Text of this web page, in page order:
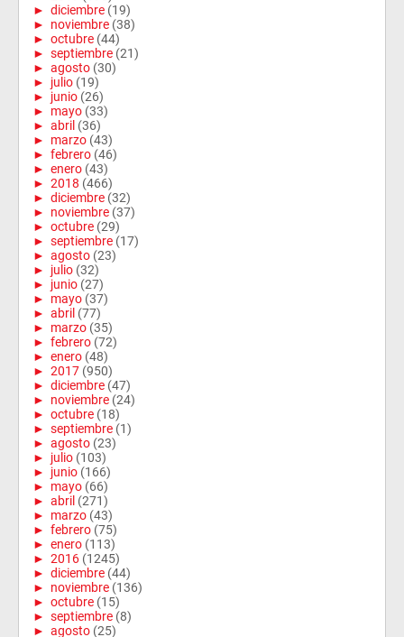
► diciembre (19)
► noviembre (38)
► octubre (44)
► septiembre (21)
► agosto (30)
► julio (19)
► junio (26)
► mayo (33)
► abril (36)
► marzo (43)
► febrero (46)
► enero (43)
► 2018 (466)
► diciembre (32)
► noviembre (37)
► octubre (29)
► septiembre (17)
► agosto (23)
► julio (32)
► junio (27)
► mayo (37)
► abril (77)
► marzo (35)
► febrero (72)
► enero (48)
► 2017 (950)
► diciembre (47)
► noviembre (24)
► octubre (18)
► septiembre (1)
► agosto (23)
► julio (103)
► junio (166)
► mayo (66)
► abril (271)
► marzo (43)
► febrero (75)
► enero (113)
► 2016 (1245)
► diciembre (44)
► noviembre (136)
► octubre (15)
► septiembre (8)
► agosto (25)